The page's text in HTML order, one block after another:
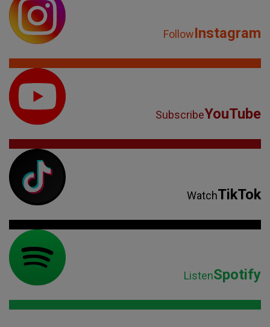
FollowInstagram
SubscribeYouTube
WatchTikTok
ListenSpotify